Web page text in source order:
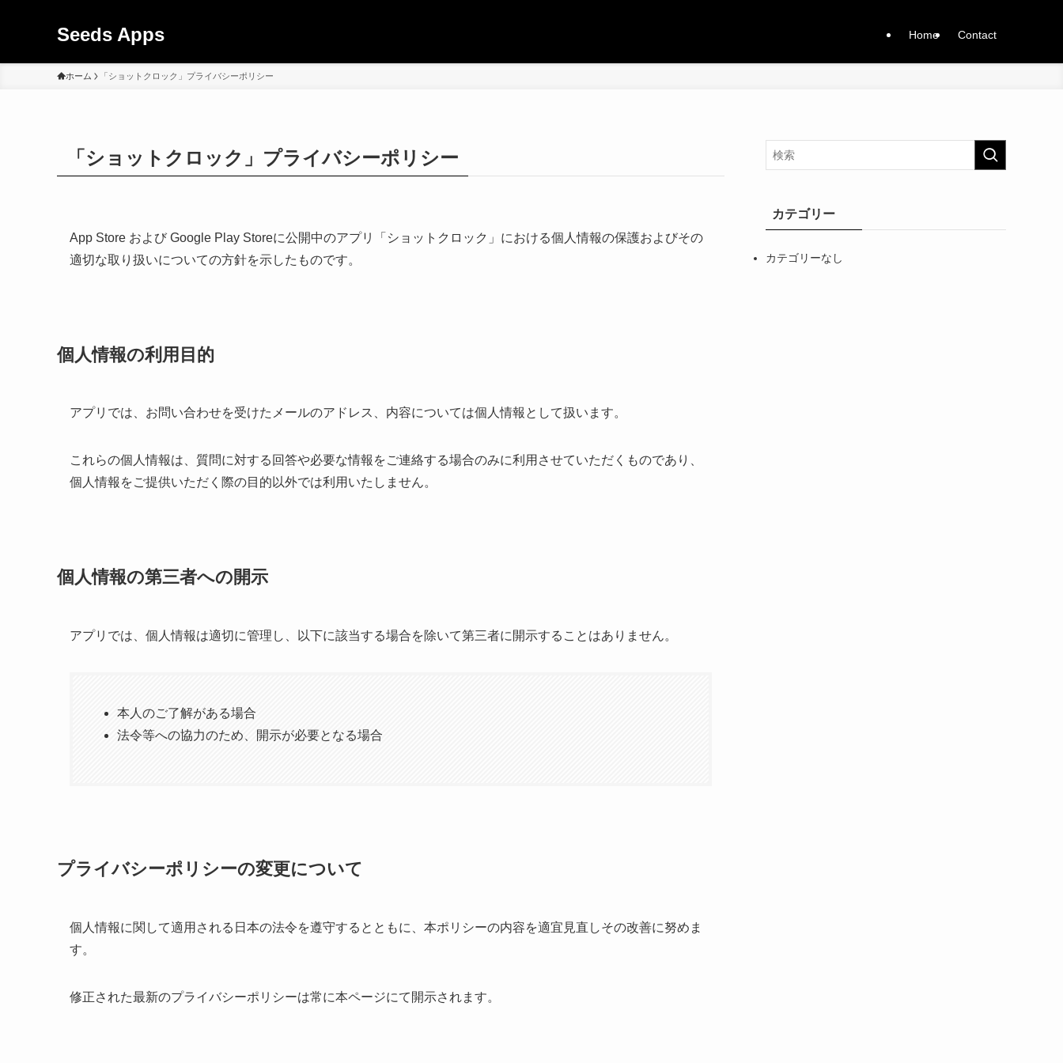
Seeds Apps Home Contact
ホーム 「ショットクロック」プライバシーポリシー
「ショットクロック」プライバシーポリシー
App Store および Google Play Storeに公開中のアプリ「ショットクロック」における個人情報の保護およびその
適切な取り扱いについての方針を示したものです。
個人情報の利用目的
アプリでは、お問い合わせを受けたメールのアドレス、内容については個人情報として扱います。
これらの個人情報は、質問に対する回答や必要な情報をご連絡する場合のみに利用させていただくものであり、
個人情報をご提供いただく際の目的以外では利用いたしません。
個人情報の第三者への開示
アプリでは、個人情報は適切に管理し、以下に該当する場合を除いて第三者に開示することはありません。
本人のご了解がある場合
法令等への協力のため、開示が必要となる場合
プライバシーポリシーの変更について
個人情報に関して適用される日本の法令を遵守するとともに、本ポリシーの内容を適宜見直しその改善に努めま
す。
修正された最新のプライバシーポリシーは常に本ページにて開示されます。
カテゴリー
カテゴリーなし